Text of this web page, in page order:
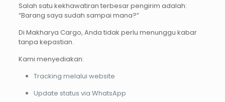
Salah satu kekhawatiran terbesar pengirim adalah:
“Barang saya sudah sampai mana?”
Di Makharya Cargo, Anda tidak perlu menunggu kabar
tanpa kepastian.
Kami menyediakan:
Tracking melalui website
Update status via WhatsApp